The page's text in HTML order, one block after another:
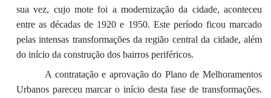
sua vez, cujo mote foi a modernização da cidade, aconteceu
entre as décadas de 1920 e 1950. Este período ficou marcado
pelas intensas transformações da região central da cidade, além
do início da construção dos bairros periféricos.
A contratação e aprovação do Plano de Melhoramentos
Urbanos pareceu marcar o início desta fase de transformações.